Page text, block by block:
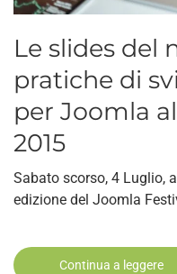
Le slides del
pratiche di
per Joomla
2015
Sabato scorso, 4 Luglio,
edizione del Joomla
Continua a leggere